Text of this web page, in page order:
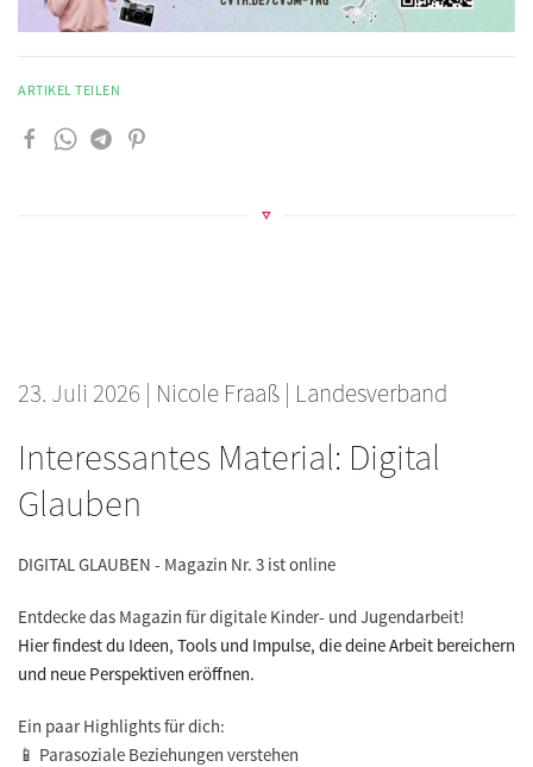
ARTIKEL TEILEN
23. Juli 2026 | Nicole Fraaß | Landesverband
Interessantes Material: Digital
Glauben
DIGITAL GLAUBEN - Magazin Nr. 3 ist online
Entdecke das Magazin für digitale Kinder- und Jugendarbeit!
Hier findest du Ideen, Tools und Impulse, die deine Arbeit bereichern
und neue Perspektiven eröffnen.
Ein paar Highlights für dich:
📱 Parasoziale Beziehungen verstehen